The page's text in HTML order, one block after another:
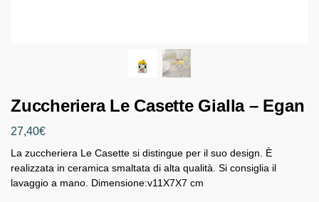
Zuccheriera Le Casette Gialla – Egan
27,40€
La zuccheriera Le Casette si distingue per il suo design. È
realizzata in ceramica smaltata di alta qualità. Si consiglia il
lavaggio a mano. Dimensione:v11X7X7 cm